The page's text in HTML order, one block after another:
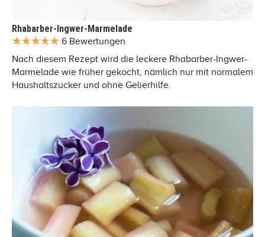
Rhabarber-Ingwer-Marmelade
6 Bewertungen
Nach diesem Rezept wird die leckere Rhabarber-Ingwer-
Marmelade wie früher gekocht, nämlich nur mit normalem
Haushaltszucker und ohne Gelierhilfe.